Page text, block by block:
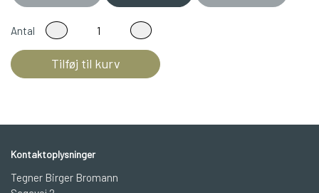
Antal
Tilføj til kurv
Kontaktoplysninger
Tegner Birger Bromann